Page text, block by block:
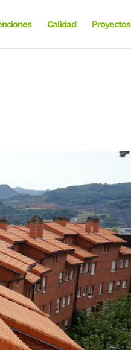
Calidad Proyectos